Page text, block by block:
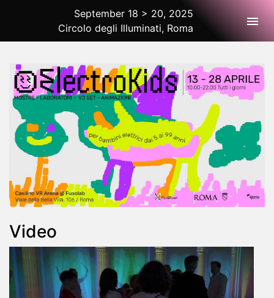
2025 Rome
September 18 > 20, 2025
Circolo degli Illuminati, Roma
Video